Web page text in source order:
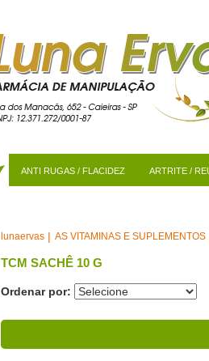
ANTI RUGAS / FLACIDEZ ARTRITE /
lunaervas AS VITAMINAS E SUPLEMENTOS
TCM SACHÊ 10 G
Ordenar por: